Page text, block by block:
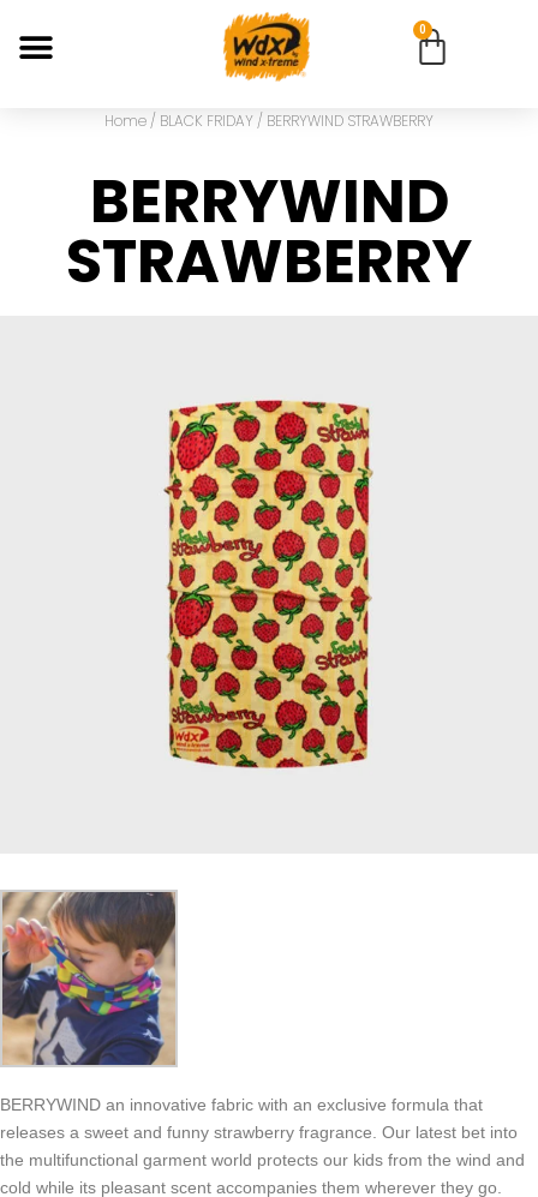
0
Home / BLACK FRIDAY / BERRYWIND STRAWBERRY
BERRYWIND
STRAWBERRY
BERRYWIND an innovative fabric with an exclusive formula that
releases a sweet and funny strawberry fragrance. Our latest bet into
the multifunctional garment world protects our kids from the wind and
cold while its pleasant scent accompanies them wherever they go.